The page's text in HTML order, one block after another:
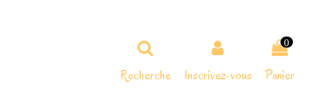
Recherche Inscrivez-vous
0
Panier